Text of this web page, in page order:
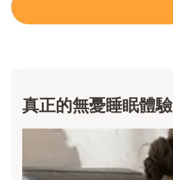
真正的無憂睡眠體驗